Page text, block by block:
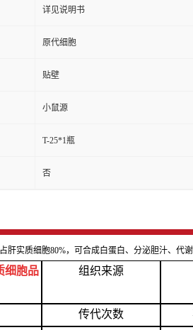
详见说明书
原代细胞
贴壁
小鼠源
T-25*1瓶
否
肝实质细胞80%，可合成白蛋白、分泌胆汁、代
细胞品
组织来源
传代次数